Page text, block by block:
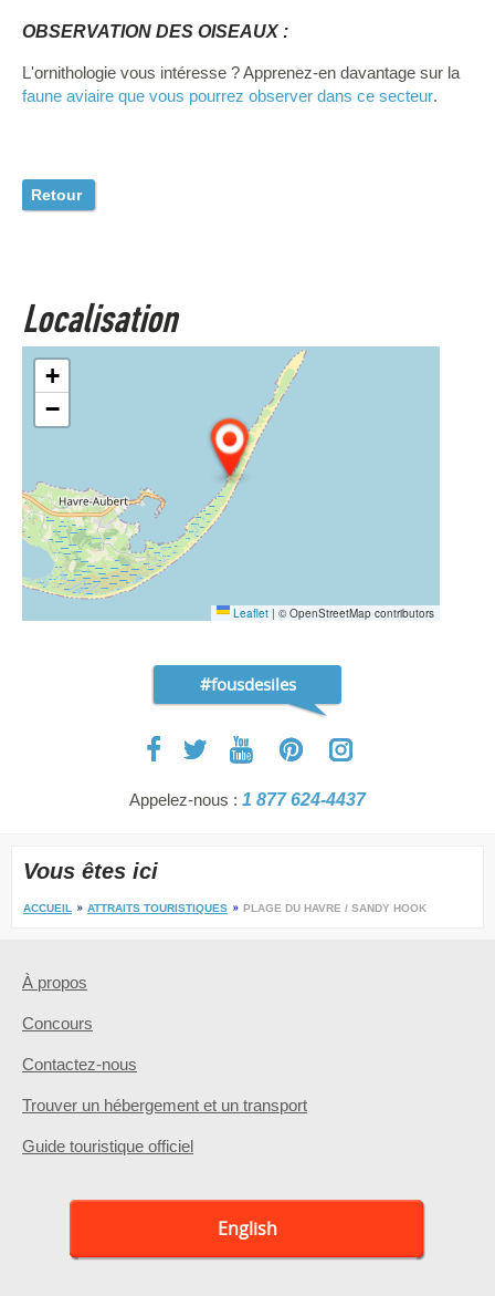
OBSERVATION DES OISEAUX :
L'ornithologie vous intéresse ? Apprenez-en davantage sur la
faune aviaire que vous pourrez observer dans ce secteur.
Retour
Localisation
+
−
Leaflet | © OpenStreetMap contributors
#fousdesiles
Appelez-nous : 1 877 624-4437
Vous êtes ici
ACCUEIL ATTRAITS TOURISTIQUES PLAGE DU HAVRE / SANDY HOOK
À propos
Concours
Contactez-nous
Trouver un hébergement et un transport
Guide touristique officiel
English